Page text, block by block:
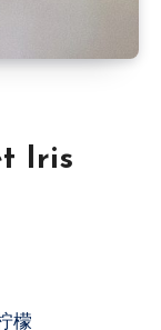
Iris
檬